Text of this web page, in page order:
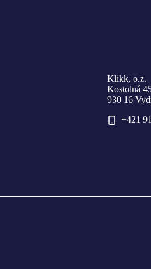
Klikk, o.z.
Kostolná
930 16
+421